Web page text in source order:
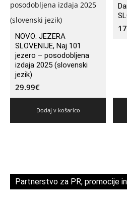
NOVO: JEZERA
SLOVENIJE, Naj 101
jezero – posodobljena
izdaja 2025 (slovenski
jezik)
29.99€
Dodaj v košarico
Partnerstvo za PR, promocije